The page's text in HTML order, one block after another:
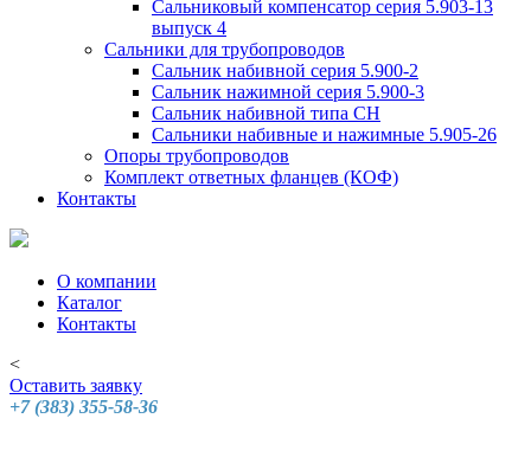
Сальниковый компенсатор серия 5.903-13
выпуск 4
Сальники для трубопроводов
Сальник набивной серия 5.900-2
Сальник нажимной серия 5.900-3
Сальник набивной типа СН
Сальники набивные и нажимные 5.905-26
Опоры трубопроводов
Комплект ответных фланцев (КОФ)
Контакты
О компании
Каталог
Контакты
<
Оставить заявку
+7 (383) 355-58-36